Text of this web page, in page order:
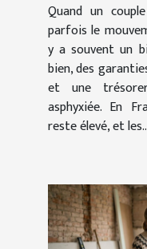
Quand un
parfois le
y a souvent un
bien, des
et une
asphyxiée. En
reste élevé, et